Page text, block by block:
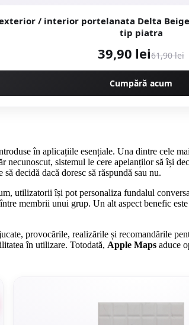
/ interior portelanata Delta Beige 30 x 60 cm mata rectificata
tip piatra
39,90 lei61,90 lei
Cumpără acum
în aplicațiile esențiale. Una dintre cele
sistemul le cere apelanților să își
decidă dacă doresc să răspundă sau nu.
utilizatorii își pot personaliza fundalul
membrii unui grup. Un alt aspect benefic
provocările, realizările și recomandările
în utilizare. Totodată, Apple Maps aduce